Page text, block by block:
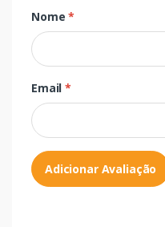
Nome*
Email*
Adicionar Avaliação